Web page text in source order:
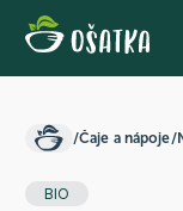
/Čaje a nápoje/
BIO